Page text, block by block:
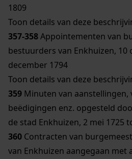
1809
Toon details van deze
357-358Appointementen van
bestuurders van Enkhuizen, 10
december 1794
Toon details van deze
359 Minuten van aanstellingen,
beëdigingen enz. opgesteld
de stad Enkhuizen, 2 mei 1725
360 Contracten van
van Enkhuizen aangegaan met